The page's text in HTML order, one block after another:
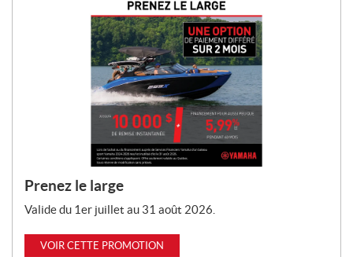
Prenez le large
Valide du 1er juillet au 31 août 2026.
VOIR CETTE PROMOTION